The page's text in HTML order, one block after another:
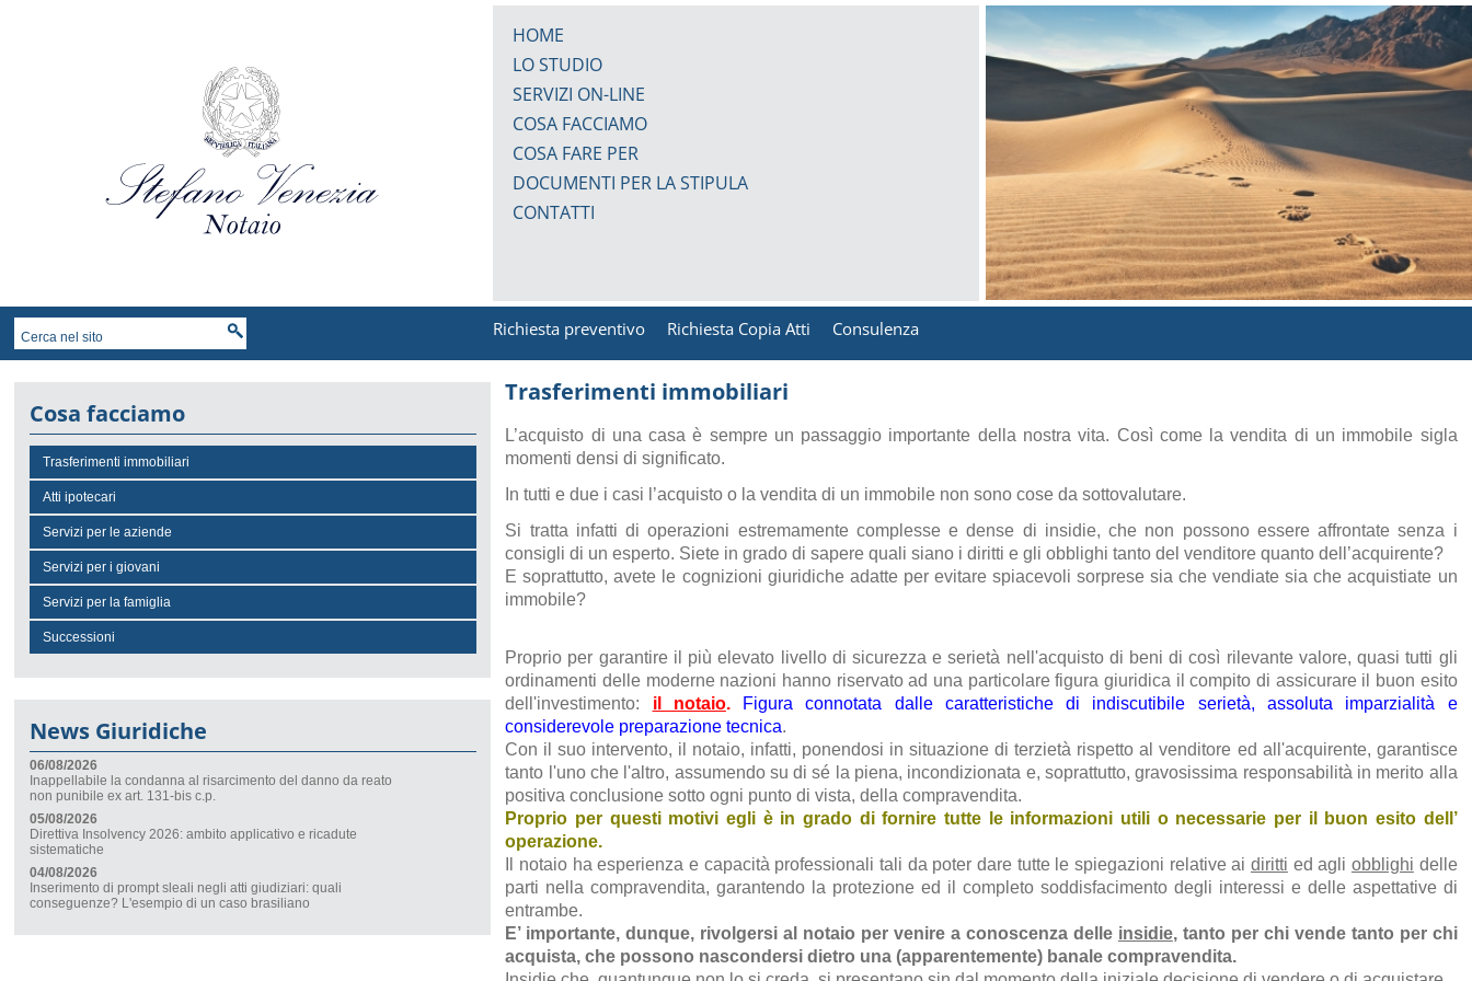
HOME
LO STUDIO
SERVIZI ON-LINE
COSA FACCIAMO
COSA FARE PER
DOCUMENTI PER LA STIPULA
CONTATTI
Richiesta preventivo Richiesta Copia Atti Consulenza
Trasferimenti immobiliari
L’acquisto di una casa è sempre un passaggio importante della nostra vita. Così come la vendita di un immobile sigla
momenti densi di significato.
In tutti e due i casi l’acquisto o la vendita di un immobile non sono cose da sottovalutare.
Si tratta infatti di operazioni estremamente complesse e dense di insidie, che non possono essere affrontate senza i
consigli di un esperto. Siete in grado di sapere quali siano i diritti e gli obblighi tanto del venditore quanto dell’acquirente?
E soprattutto, avete le cognizioni giuridiche adatte per evitare spiacevoli sorprese sia che vendiate sia che acquistiate un
immobile?
Proprio per garantire il più elevato livello di sicurezza e serietà nell'acquisto di beni di così rilevante valore, quasi tutti gli
ordinamenti delle moderne nazioni hanno riservato ad una particolare figura giuridica il compito di assicurare il buon esito
dell'investimento: il notaio.
Figura connotata dalle caratteristiche di indiscutibile serietà, assoluta imparzialità e
considerevole preparazione tecnica.
Con il suo intervento, il notaio, infatti, ponendosi in situazione di terzietà rispetto al venditore ed all'acquirente, garantisce
tanto l'uno che l'altro, assumendo su di sé la piena, incondizionata e, soprattutto, gravosissima responsabilità in merito alla
positiva conclusione sotto ogni punto di vista, della compravendita.
Proprio per questi motivi egli è in grado di fornire tutte le informazioni utili o necessarie per il buon esito dell’
operazione.
Il notaio ha esperienza e capacità professionali tali da poter dare tutte le spiegazioni relative ai diritti ed agli obblighi delle
parti nella compravendita, garantendo la protezione ed il completo soddisfacimento degli interessi e delle aspettative di
entrambe.
E’ importante, dunque, rivolgersi al notaio per venire a conoscenza delle insidie, tanto per chi vende tanto per chi
acquista, che possono nascondersi dietro una (apparentemente) banale compravendita.
Cosa facciamo
Trasferimenti immobiliari
Atti ipotecari
Servizi per le aziende
Servizi per i giovani
Servizi per la famiglia
Successioni
News Giuridiche
06/08/2026
Inappellabile la condanna al risarcimento del danno da reato
non punibile ex art. 131-bis c.p.
05/08/2026
Direttiva Insolvency 2026: ambito applicativo e ricadute
sistematiche
04/08/2026
Inserimento di prompt sleali negli atti giudiziari: quali
conseguenze? L'esempio di un caso brasiliano